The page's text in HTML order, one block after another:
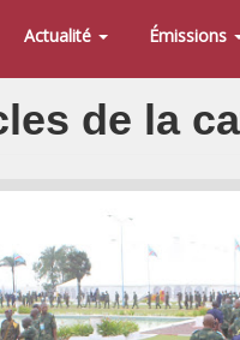
Actualité Émissions
de la